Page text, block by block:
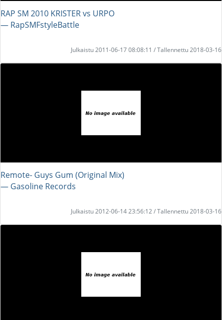
RAP SM 2010 KRISTER vs URPO
― RapSMFstyleBattle
Julkaistu 2011-06-17 08:08:11 / Tallennettu 2018-03-16
Remote- Guys Gum (Original Mix)
― Gasoline Records
Julkaistu 2012-06-14 23:56:12 / Tallennettu 2018-03-16